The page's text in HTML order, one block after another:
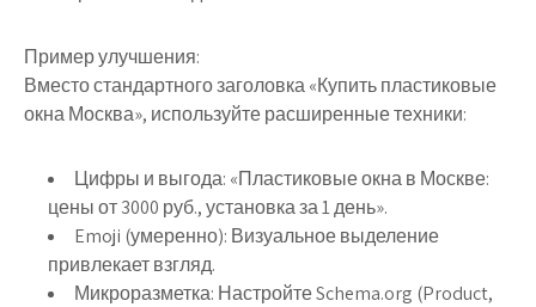
Пример улучшения:
Вместо стандартного заголовка «Купить пластиковые
окна Москва», используйте расширенные техники:
Цифры и выгода: «Пластиковые окна в Москве:
цены от 3000 руб., установка за 1 день».
Emoji (умеренно): Визуальное выделение
привлекает взгляд.
Микроразметка: Настройте Schema.org (Product,